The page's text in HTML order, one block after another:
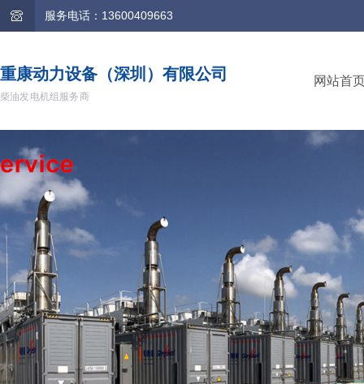
服务电话：13600409663
重康动力设备（深圳）有限公司
柴油发电机组服务商
网站首